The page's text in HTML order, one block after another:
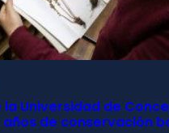
la Universidad de
años de conservación